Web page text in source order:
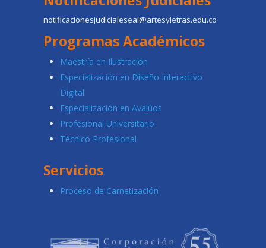
notificacionesjudicialeseal@artesyletras.edu.co
Programas Académicos
Maestría en Ilustración
Especialización en Diseño Interactivo
Digital
Especialización en Avalúos
Profesional Universitario
Técnico Profesional
Servicios
Proceso de Carnetización